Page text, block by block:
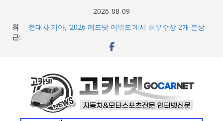
2026-08-09
최
근:
현대차·기아, ‘2026 레드닷 어워드’에서 최우수상 2개·본상
[신차] BMW, 8월 온라인 한정 에디션 3종 출시… 11일
이션 엔진’ 공개
벤틀리서울, 광주 신세계백화점에서 호남지역 최초 브랜드
팝업 오픈
BMW 레이디스 챔피언십 2026, 다양한 티켓 패키지 선보이
며 본격 대회 준비 돌입